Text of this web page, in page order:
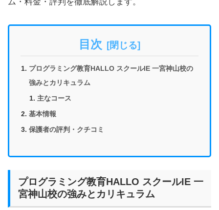
ム・料金・評判を徹底解説します。
目次
プログラミング教育HALLO スクールIE 一宮神山校の
強みとカリキュラム
主なコース
基本情報
保護者の評判・クチコミ
プログラミング教育HALLO スクールIE 一
宮神山校の強みとカリキュラム